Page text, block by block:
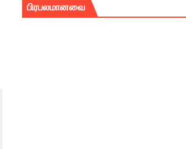
(செய்தியும்,படங்களும்..)
போராட்டத்தில் திரண்ட தமிழ்மக்கள்!!
பிரபலமானவை